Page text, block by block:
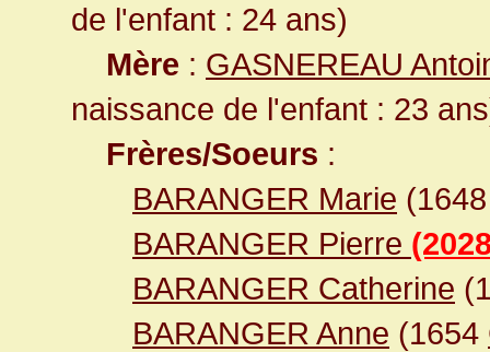
de l'enfant : 24 ans)
Mère : GASNEREAU
naissance de l'enfant : 23
Frères/Soeurs :
BARANGER Marie
BARANGER Pierre
BARANGER Catherine
BARANGER Anne (1654